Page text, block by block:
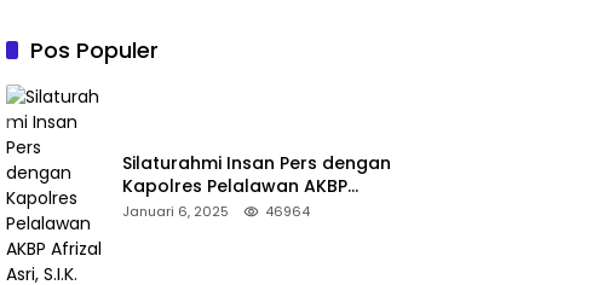
Pos Populer
Silaturahmi Insan Pers dengan
Kapolres Pelalawan AKBP
Afrizal Asri, S.I.K.
Januari 6, 2025 46964